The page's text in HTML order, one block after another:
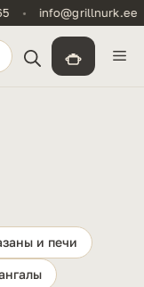
info@grillnurk.ee •
и печи